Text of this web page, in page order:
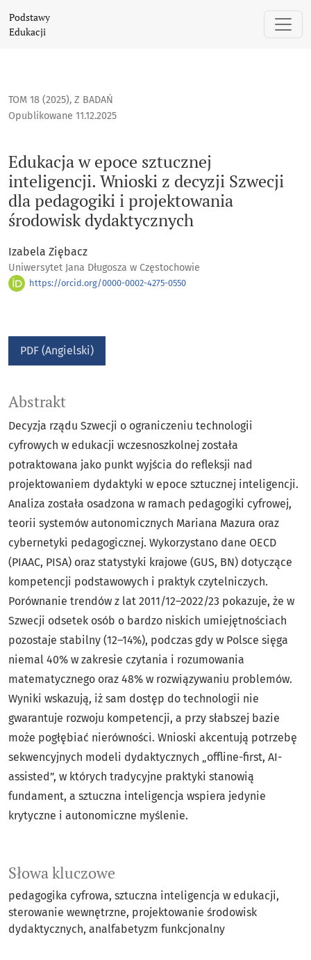
Edukacja w epoce sztucznej inteligencji. Wnioski z
Podstawy
Edukacji
TOM 18 (2025), Z BADAŃ
Edukacja w epoce sztucznej
inteligencji. Wnioski z decyzji Szwecji
dla pedagogiki i projektowania
środowisk dydaktycznych
Opublikowane 11.12.2025
Izabela Ziębacz
Uniwersytet Jana Długosza w Częstochowie
https://orcid.org/0000-0002-4275-0550
PDF (Angielski)
Słowa kluczowe
pedagogika cyfrowa sztuczna inteligencja w edukacji
sterowanie wewnętrzne projektowanie środowisk
dydaktycznych analfabetyzm funkcjonalny
Abstrakt
Decyzja rządu Szwecji o ograniczeniu technologii
cyfrowych w edukacji wczesnoszkolnej została
potraktowana jako punkt wyjścia do refleksji nad
projektowaniem dydaktyki w epoce sztucznej inteligencji.
Analiza została osadzona w ramach pedagogiki cyfrowej,
teorii systemów autonomicznych Mariana Mazura oraz
cybernetyki pedagogicznej. Wykorzystano dane OECD
(PIAAC, PISA) oraz statystyki krajowe (GUS, BN) dotyczące
kompetencji podstawowych i praktyk czytelniczych.
Porównanie trendów z lat 2011/12–2022/23 pokazuje, że w
Szwecji odsetek osób o bardzo niskich umiejętnościach
pozostaje stabilny (12–14%), podczas gdy w Polsce sięga
niemal 40% w zakresie czytania i rozumowania
matematycznego oraz 48% w rozwiązywaniu problemów.
Wyniki wskazują, iż sam dostęp do technologii nie
gwarantuje rozwoju kompetencji, a przy słabszej bazie
może pogłębiać nierówności. Wnioski akcentują potrzebę
sekwencyjnych modeli dydaktycznych „offline-first, AI-
assisted”, w których tradycyjne praktyki stanowią
fundament, a sztuczna inteligencja wspiera jedynie
krytyczne i autonomiczne myślenie.